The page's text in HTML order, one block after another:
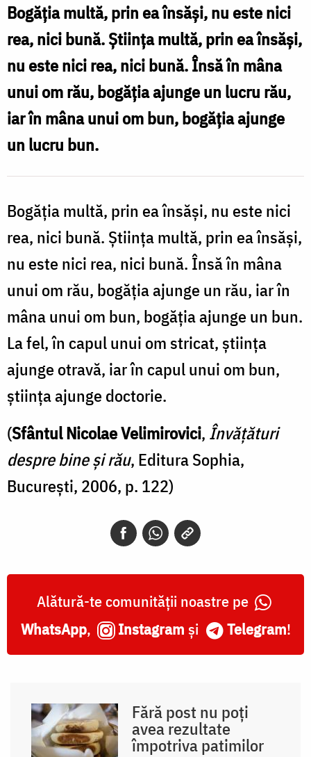
bogăție
ceva
bun
sau
rău
Bogăţia multă, prin ea însăşi, nu este nici
rea, nici bună. Ştiinţa multă, prin ea însăşi,
nu este nici rea, nici bună. Însă în mâna
unui om rău, bogăţia ajunge un lucru rău,
iar în mâna unui om bun, bogăţia ajunge
un lucru bun.
Bogăţia multă, prin ea însăşi, nu este nici
rea, nici bună. Ştiinţa multă, prin ea însăşi,
nu este nici rea, nici bună. Însă în mâna
unui om rău, bogăţia ajunge un rău, iar în
mâna unui om bun, bogăţia ajunge un bun.
La fel, în capul unui om stricat, ştiinţa
ajunge otravă, iar în capul unui om bun,
ştiinţa ajunge doctorie.
(Sfântul Nicolae Velimirovici, Învăţături
despre bine şi rău, Editura Sophia,
Bucureşti, 2006, p. 122)
Alătură-te comunității noastre pe
WhatsApp, Instagram și Telegram!
Fără post nu poți
avea rezultate
împotriva patimilor